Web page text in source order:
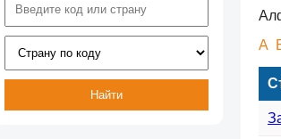
Найти
А